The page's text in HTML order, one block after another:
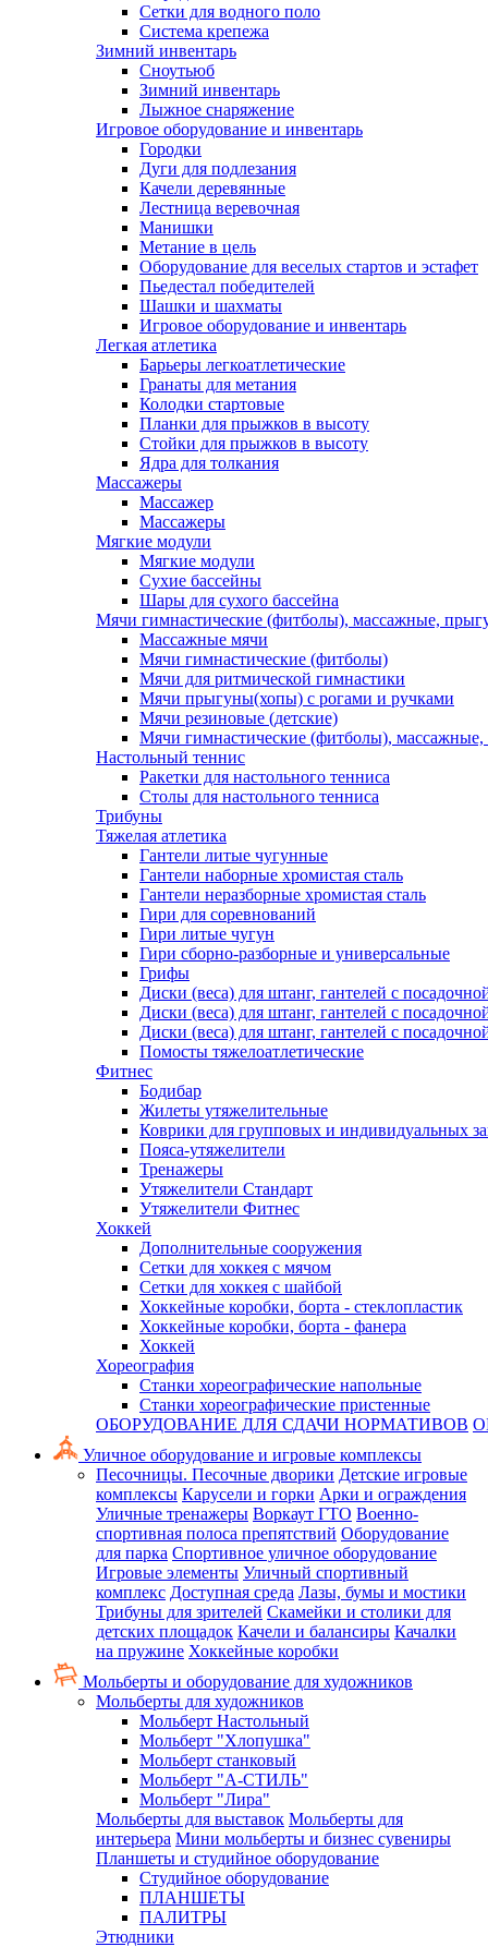
Сетки для водного поло
Система крепежа
Зимний инвентарь
Сноутьюб
Зимний инвентарь
Лыжное снаряжение
Игровое оборудование и инвентарь
Городки
Дуги для подлезания
Качели деревянные
Лестница веревочная
Манишки
Метание в цель
Оборудование для веселых стартов и эстафет
Пьедестал победителей
Шашки и шахматы
Игровое оборудование и инвентарь
Легкая атлетика
Барьеры легкоатлетические
Гранаты для метания
Колодки стартовые
Планки для прыжков в высоту
Стойки для прыжков в высоту
Ядра для толкания
Массажеры
Массажер
Массажеры
Мягкие модули
Мягкие модули
Сухие бассейны
Шары для сухого бассейна
Мячи гимнастические (фитболы), массажные,
Массажные мячи
Мячи гимнастические (фитболы)
Мячи для ритмической гимнастики
Мячи прыгуны(хопы) с рогами и ручками
Мячи резиновые (детские)
Мячи гимнастические (фитболы),
Настольный теннис
Ракетки для настольного тенниса
Столы для настольного тенниса
Трибуны
Тяжелая атлетика
Гантели литые чугунные
Гантели наборные хромистая сталь
Гантели неразборные хромистая сталь
Гири для соревнований
Гири литые чугун
Гири сборно-разборные и универсальные
Грифы
Диски (веса) для штанг, гантелей с
Диски (веса) для штанг, гантелей с
Диски (веса) для штанг, гантелей с
Помосты тяжелоатлетические
Фитнес
Бодибар
Жилеты утяжелительные
Коврики для групповых и индивидуальных
Пояса-утяжелители
Тренажеры
Утяжелители Стандарт
Утяжелители Фитнес
Хоккей
Дополнительные сооружения
Сетки для хоккея с мячом
Сетки для хоккея с шайбой
Хоккейные коробки, борта - стеклопластик
Хоккейные коробки, борта - фанера
Хоккей
Хореография
Станки хореографические напольные
Станки хореографические пристенные
ОБОРУДОВАНИЕ ДЛЯ СДАЧИ НОРМАТИВОВ
Уличное оборудование и игровые комплексы
Песочницы. Песочные дворики Детские игровые
комплексы Карусели и горки Арки и ограждения
Уличные тренажеры Воркаут ГТО Военно-
спортивная полоса препятствий Оборудование
для парка Спортивное уличное оборудование
Игровые элементы Уличный спортивный
комплекс Доступная среда Лазы, бумы и мостики
Трибуны для зрителей Скамейки и столики для
детских площадок Качели и балансиры Качалки
на пружине Хоккейные коробки
Мольберты и оборудование для художников
Мольберты для художников
Мольберт Настольный
Мольберт "Хлопушка"
Мольберт станковый
Мольберт "А-СТИЛЬ"
Мольберт "Лира"
Мольберты для выставок Мольберты для
интерьера Мини мольберты и бизнес сувениры
Планшеты и студийное оборудование
Студийное оборудование
ПЛАНШЕТЫ
ПАЛИТРЫ
Этюдники